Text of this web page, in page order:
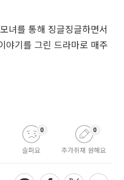
녀를 통해 징글징글하면서
야기를 그린 드라마로 매주
슬퍼요
0
추가취재 원해요
0